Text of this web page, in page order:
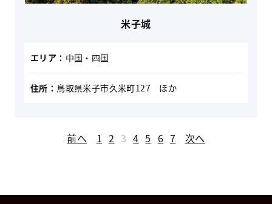
米子城
エリア： 中国・四国
住所： 鳥取県米子市久米町127 ほか
投
の
前へ 1 2 3 4 5 6 7 次へ